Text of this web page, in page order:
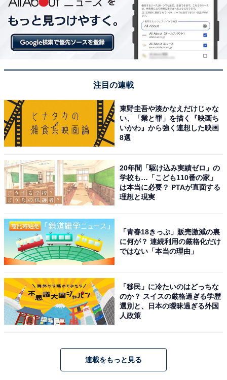
あわせて読みたい
【Amazonお買い得情報】ケルヒャー「高圧
洗浄機」が特別価格で登場中【5月24日】
【今日チェックしたい】ハイコーキの人気商品5選
ハイコーキ「RB36DC」
HiKOKI(ハイコーキ) 36V 充電式 ブロワ RB36DC 大風量
ターボモード 蓄電池・充電器別売 RB36DC(NN)
注目の連載
東野圭吾や湊かなえだけじゃな
い、「業と罪」を描く『映画ち
いかわ』から強く連想した映画
8選
20年間「駆け込み実績ゼロ」の
学校も…「こども110番の家」
は本当に必要？ PTAが直面する
理想と現実
「青春18きっぷ」販売激減の裏
に何が？ 連続利用の厳格化だけ
ではない「本当の理由」
「移民」に冷たいのはどっちな
のか？ スイスの厳格過ぎる学歴
選別と、日本の曖昧過ぎる外国
人政策
連載をもっと見る